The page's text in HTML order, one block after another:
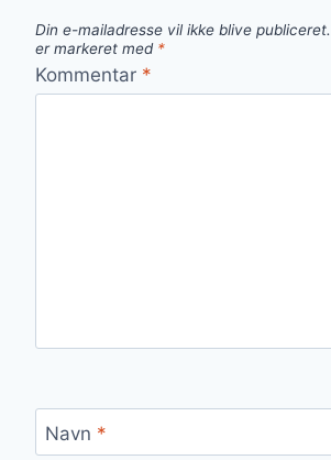
Din e-mailadresse vil ikke blive publiceret.
er markeret med *
Kommentar *
Navn *